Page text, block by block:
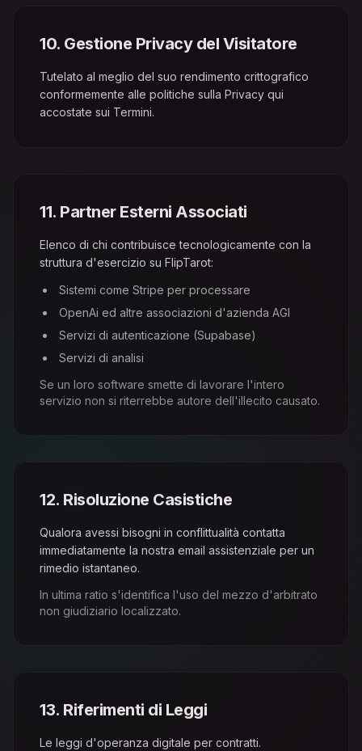
10. Gestione Privacy del Visitatore
Tutelato al meglio del suo rendimento crittografico
conformemente alle politiche sulla Privacy qui
accostate sui Termini.
11. Partner Esterni Associati
Elenco di chi contribuisce tecnologicamente con la
struttura d'esercizio su FlipTarot:
Sistemi come Stripe per processare
OpenAi ed altre associazioni d'azienda AGI
Servizi di autenticazione (Supabase)
Servizi di analisi
Se un loro software smette di lavorare l'intero
servizio non si riterrebbe autore dell'illecito causato.
12. Risoluzione Casistiche
Qualora avessi bisogni in conflittualità contatta
immediatamente la nostra email assistenziale per un
rimedio istantaneo.
In ultima ratio s'identifica l'uso del mezzo d'arbitrato
non giudiziario localizzato.
13. Riferimenti di Leggi
Le leggi d'operanza digitale per contratti.